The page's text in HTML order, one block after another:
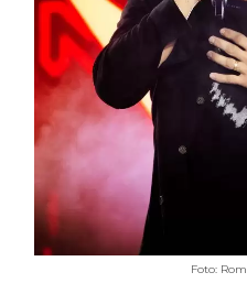
Foto: